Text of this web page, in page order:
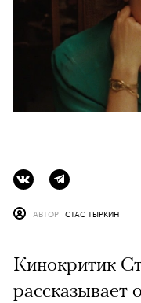
АВТОР СТАС ТЫРКИН
Кинокритик
рассказывает